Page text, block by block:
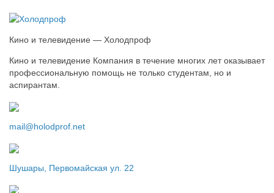
Кино и телевидение — Холодпроф
Кино и телевидение Компания в течение многих лет оказывает
профессиональную помощь не только студентам, но и
аспирантам.
mail@holodprof.net
Шушары, Первомайская ул. 22